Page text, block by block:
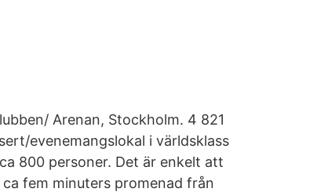
Arenan, Stockholm. 4 821
evenemangslokal i världsklass
800 personer. Det är enkelt att
fem minuters promenad från